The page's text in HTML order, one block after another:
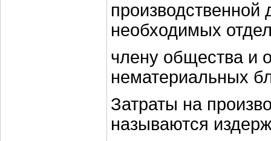
производственной
необходимых
члену общества и
нематериальных
Затраты на
называются